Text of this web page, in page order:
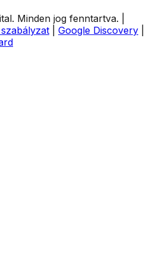
. Minden jog fenntartva.
Google Discovery